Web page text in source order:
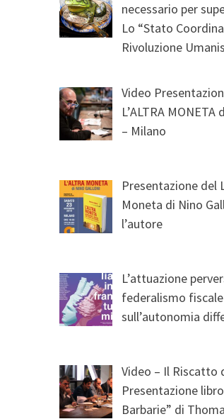
necessario per
Lo “Stato
Rivoluzione
Video
L’ALTRA
– Milano
Presentazione del
Moneta di Nino
l’autore
L’attuazione
federalismo
sull’autonomia
Video – Il Riscatto
Presentazione
Barbarie” di